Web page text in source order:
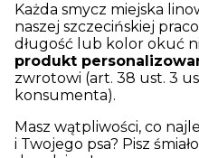
Każda smycz miejska
naszej szczecińskiej
długość lub kolor okuć
produkt
zwrotowi (art. 38 ust. 3
konsumenta).
Masz wątpliwości, co
i Twojego psa? Pisz